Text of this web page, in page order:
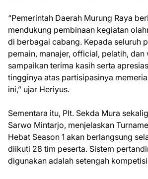
“Pemerintah Daerah Murung Raya
mendukung pembinaan kegiatan
di berbagai cabang. Kepada seluruh
pemain, manajer, official, pelatih, dan
sampaikan terima kasih serta
tingginya atas partisipasinya
ini,” ujar Heriyus.
Sementara itu, Plt. Sekda Mura
Sarwo Mintarjo, menjelaskan
Hebat Season 1 akan berlangsung
diikuti 28 tim peserta. Sistem
digunakan adalah setengah